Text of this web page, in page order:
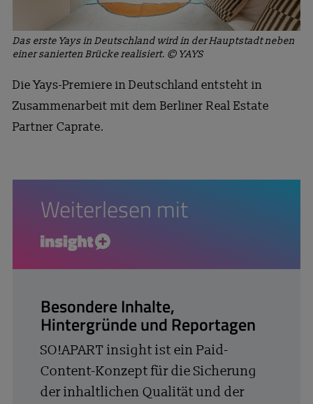
Das erste Yays in Deutschland wird in der Hauptstadt neben
einer sanierten Brücke realisiert. © YAYS
Die Yays-Premiere in Deutschland entsteht in
Zusammenarbeit mit dem Berliner Real Estate
Partner Caprate.
Weiterlesen mit
insight+
Besondere Inhalte,
Hintergründe und Reportagen
SO!APART insight ist ein Paid-
Content-Konzept für die Sicherung
der inhaltlichen Qualität und der